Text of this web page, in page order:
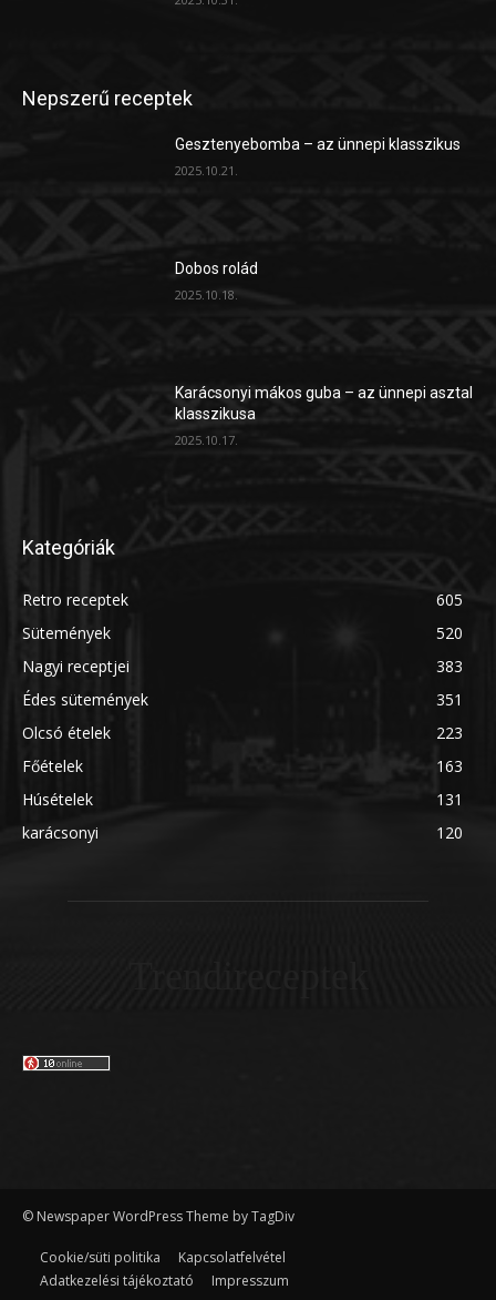
Nepszerű receptek
Gesztenyebomba – az ünnepi klasszikus
2025.10.21.
Dobos rolád
2025.10.18.
Karácsonyi mákos guba – az ünnepi asztal
klasszikusa
2025.10.17.
Kategóriák
Retro receptek
605
Sütemények
520
Nagyi receptjei
383
Édes sütemények
351
Olcsó ételek
223
Főételek
163
Húsételek
131
karácsonyi
120
© Newspaper WordPress Theme by TagDiv
Cookie/süti politika
Kapcsolatfelvétel
Adatkezelési tájékoztató
Impresszum